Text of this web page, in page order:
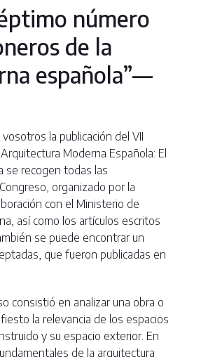
número
de la
española”—
la publicación del VII
Moderna Española: El
se recogen todas las
organizado por la
con el Ministerio de
así como los artículos escritos
se puede encontrar un
que fueron publicadas en
consistió en analizar una obra o
la relevancia de los espacios
y su espacio exterior. En
de la arquitectura